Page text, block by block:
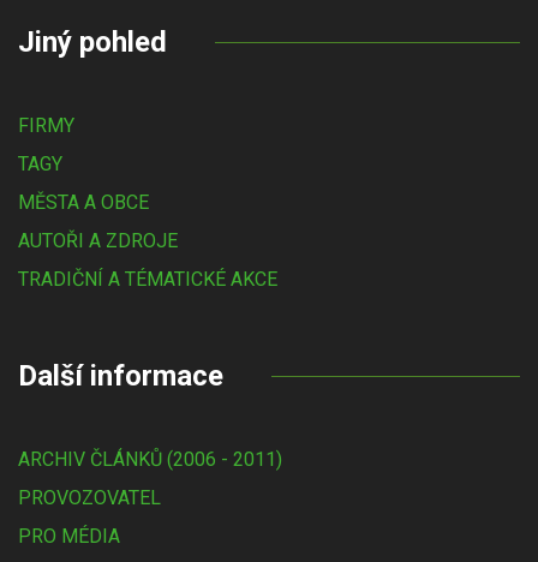
Jiný pohled
FIRMY
TAGY
MĚSTA A OBCE
AUTOŘI A ZDROJE
TRADIČNÍ A TÉMATICKÉ AKCE
Další informace
ARCHIV ČLÁNKŮ (2006 - 2011)
PROVOZOVATEL
PRO MÉDIA